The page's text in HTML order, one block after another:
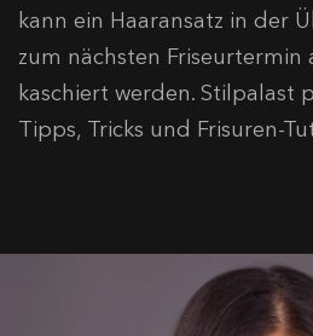
kann ein Haaransatz in der
zum nächsten Friseurtermin
kaschiert werden. Stilpalast
Tipps, Tricks und Frisuren-